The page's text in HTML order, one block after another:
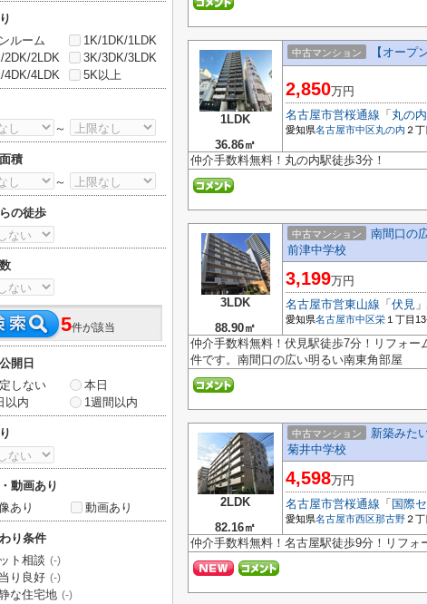
1LDK
36.86㎡
中古マンション 【オープ
2,850万円
名古屋市営桜通線 「 丸の内
愛知県名古屋市中区丸の内 ２
仲介手数料無料！丸の内駅徒歩3分！
3LDK
88.90㎡
中古マンション
南間口の
前津中学校
3,199万円
名古屋市営東山線 「 伏見
愛知県名古屋市中区栄 １丁目
仲介手数料無料！伏見駅徒歩7分！リフォ
件です。南間口の広い明るい南東角部屋
2LDK
82.16㎡
中古マンション
新築みた
菊井中学校
4,598万円
名古屋市営桜通線 「 国際
愛知県名古屋市西区那古野 ２
仲介手数料無料！名古屋駅徒歩9分！リフォ
ルーム
1K/1DK/1LDK
2DK/2LDK
3K/3DK/3LDK
4DK/4LDK
5K以上
～
積
～
の徒歩
5件が該当
開日
しない
本日
以内
1週間以内
動画あり
あり
動画あり
り条件
ト相談 (-)
り良好 (-)
な住宅地 (-)